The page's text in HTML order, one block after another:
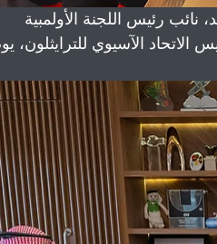
رئيس اللجنة الأولمبية
الاتحاد الآسيوي للترايثلون،